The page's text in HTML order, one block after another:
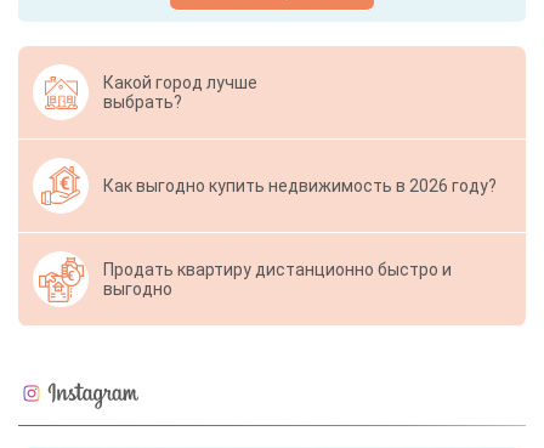
Какой город лучше
выбрать?
Как выгодно купить недвижимость в 2026 году?
Продать квартиру дистанционно быстро и
выгодно